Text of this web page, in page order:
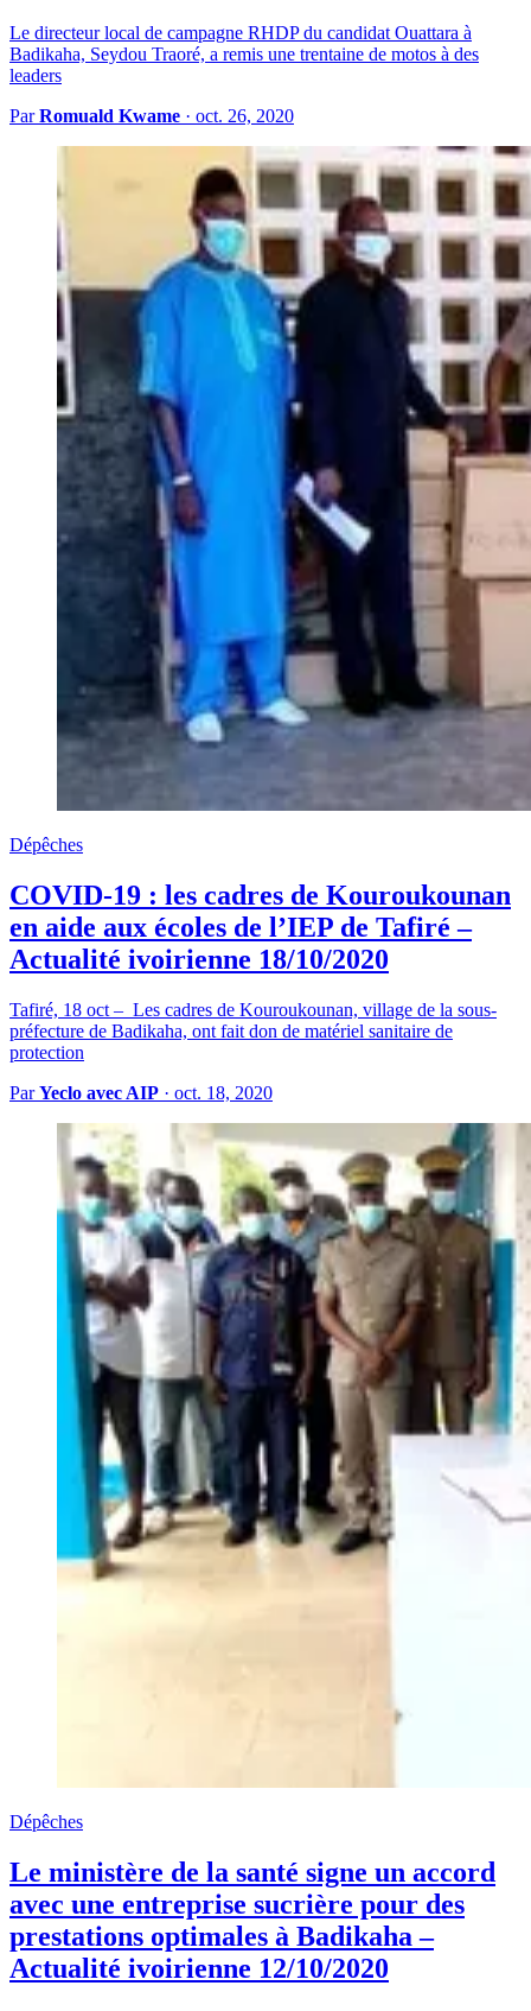
Le directeur local de campagne RHDP du candidat Ouattara à
Badikaha, Seydou Traoré, a remis une trentaine de motos à des
leaders
ParRomuald Kwame · oct. 26, 2020
Dépêches
COVID-19 : les cadres de Kouroukounan
en aide aux écoles de l’IEP de Tafiré –
Actualité ivoirienne 18/10/2020
Tafiré, 18 oct – Les cadres de Kouroukounan, village de la sous-
préfecture de Badikaha, ont fait don de matériel sanitaire de
protection
ParYeclo avec AIP · oct. 18, 2020
Dépêches
Le ministère de la santé signe un accord
avec une entreprise sucrière pour des
prestations optimales à Badikaha –
Actualité ivoirienne 12/10/2020